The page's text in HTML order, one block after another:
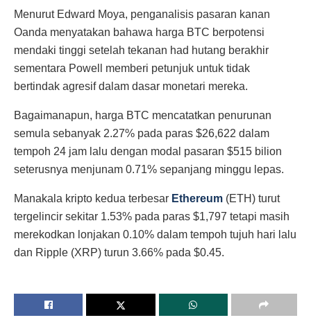
Menurut Edward Moya, penganalisis pasaran kanan
Oanda menyatakan bahawa harga BTC berpotensi
mendaki tinggi setelah tekanan had hutang berakhir
sementara Powell memberi petunjuk untuk tidak
bertindak agresif dalam dasar monetari mereka.
Bagaimanapun, harga BTC mencatatkan penurunan
semula sebanyak 2.27% pada paras $26,622 dalam
tempoh 24 jam lalu dengan modal pasaran $515 bilion
seterusnya menjunam 0.71% sepanjang minggu lepas.
Manakala kripto kedua terbesar Ethereum (ETH) turut
tergelincir sekitar 1.53% pada paras $1,797 tetapi masih
merekodkan lonjakan 0.10% dalam tempoh tujuh hari lalu
dan Ripple (XRP) turun 3.66% pada $0.45.